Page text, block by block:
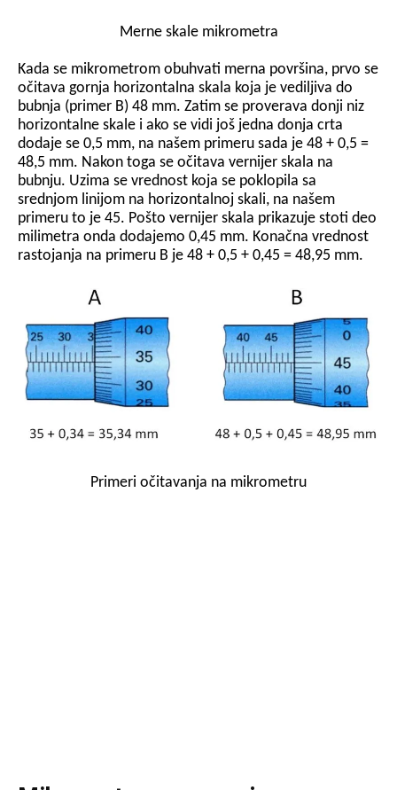
Merne skale mikrometra
Kada se mikrometrom obuhvati merna površina, prvo se
očitava gornja horizontalna skala koja je vediljiva do
bubnja (primer B) 48 mm. Zatim se proverava donji niz
horizontalne skale i ako se vidi još jedna donja crta
dodaje se 0,5 mm, na našem primeru sada je 48 + 0,5 =
48,5 mm. Nakon toga se očitava vernijer skala na
bubnju. Uzima se vrednost koja se poklopila sa
srednjom linijom na horizontalnoj skali, na našem
primeru to je 45. Pošto vernijer skala prikazuje stoti deo
milimetra onda dodajemo 0,45 mm. Konačna vrednost
rastojanja na primeru B je 48 + 0,5 + 0,45 = 48,95 mm.
Primeri očitavanja na mikrometru